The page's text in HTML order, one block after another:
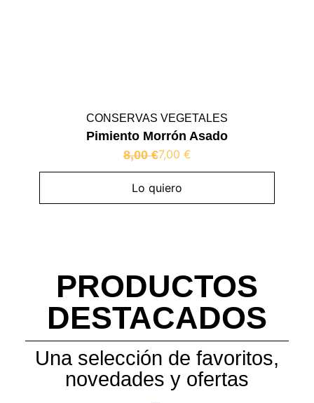
CONSERVAS VEGETALES
Pimiento Morrón Asado
8,00€7,00 €
Lo quiero
PRODUCTOS
DESTACADOS
Una selección de favoritos,
novedades y ofertas